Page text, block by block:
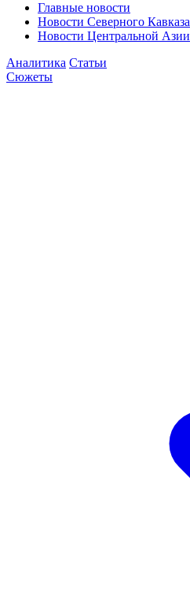
Главные новости
Новости Северного Кавказа
Новости Центральной Азии
Аналитика Статьи
Сюжеты